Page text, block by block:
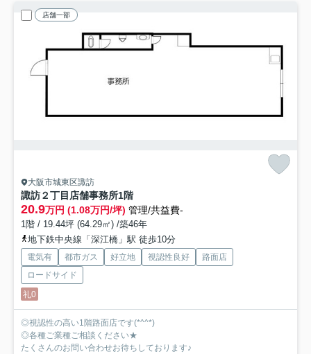
店舗一部
大阪市城東区諏訪
諏訪２丁目店舗事務所1階
20.9万円 (1.08万円/坪) 管理/共益費-
1階 / 19.44坪 (64.29㎡) /築46年
地下鉄中央線「深江橋」駅 徒歩10分
電気有 都市ガス 好立地 視認性良好
路面店
ロードサイド
礼0
◎視認性の高い1階路面店です(*^^*)
◎各種ご業種ご相談ください★
たくさんのお問い合わせお待ちしております♪